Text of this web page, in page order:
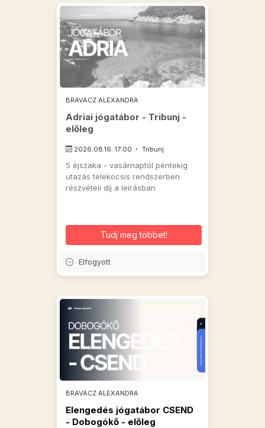
BRAVACZ ALEXANDRA
Adriai jógatábor - Tribunj -
előleg
2026.08.16. 17:00 Tribunj
5 éjszaka - vasárnaptól péntekig
utazás telekocsis rendszerben
részvételi díj a leírásban
Tudj meg többet!
Elfogyott
BRAVACZ ALEXANDRA
Elengedés jógatábor CSEND
- Dobogókő - előleg